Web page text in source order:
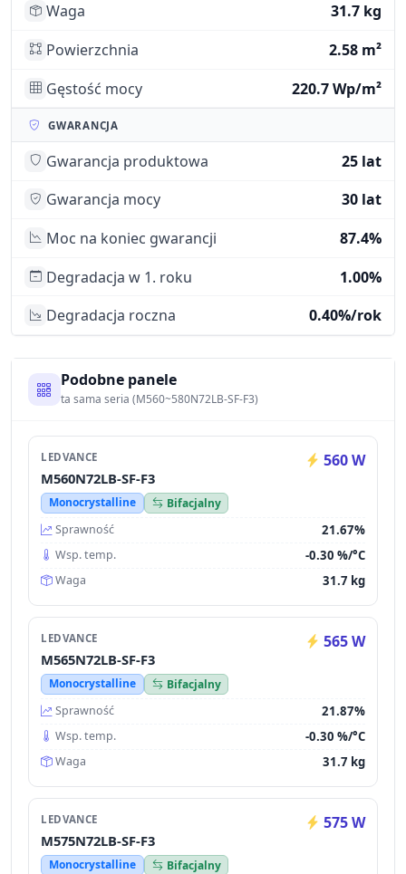
Waga
31.7 kg
Powierzchnia
2.58 m²
Gęstość mocy
220.7 Wp/m²
GWARANCJA
Gwarancja produktowa
25 lat
Gwarancja mocy
30 lat
Moc na koniec gwarancji
87.4%
Degradacja w 1. roku
1.00%
Degradacja roczna
0.40%/rok
Podobne panele
ta sama seria (M560~580N72LB-SF-F3)
LEDVANCE 560 W
M560N72LB-SF-F3
Monocrystalline
Bifacjalny
Sprawność
21.67%
Wsp. temp. -0.30 %/°C
Waga 31.7 kg
LEDVANCE 565 W
M565N72LB-SF-F3
Monocrystalline
Bifacjalny
Sprawność
21.87%
Wsp. temp. -0.30 %/°C
Waga 31.7 kg
LEDVANCE 575 W
M575N72LB-SF-F3
Monocrystalline
Bifacjalny